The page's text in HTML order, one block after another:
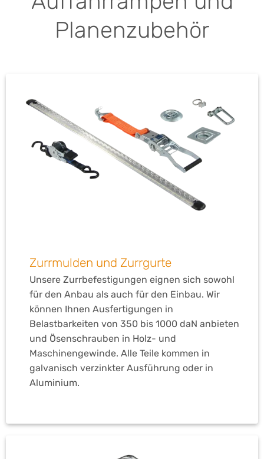
Planenzubehör
Zurrmulden und Zurrgurte
Unsere Zurrbefestigungen eignen sich sowohl
für den Anbau als auch für den Einbau. Wir
können Ihnen Ausfertigungen in
Belastbarkeiten von 350 bis 1000 daN anbieten
und Ösenschrauben in Holz- und
Maschinengewinde. Alle Teile kommen in
galvanisch verzinkter Ausführung oder in
Aluminium.